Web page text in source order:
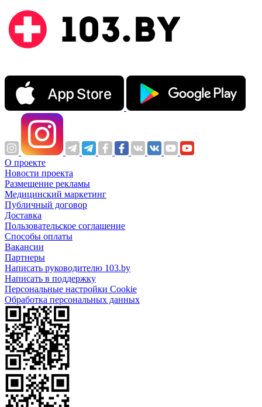
О проекте
Новости проекта
Размещение рекламы
Медицинский маркетинг
Публичный договор
Доставка
Пользовательское соглашение
Способы оплаты
Вакансии
Партнеры
Написать руководителю 103.by
Написать в поддержку
Персональные настройки Cookie
Обработка персональных данных